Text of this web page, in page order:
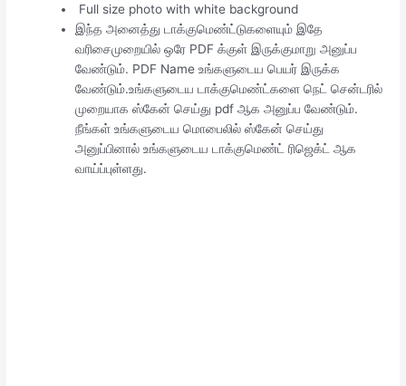
Full size photo with white background
இந்த அனைத்து டாக்குமெண்ட்டுகளையும் இதே
வரிசைமுறையில் ஒரே PDF க்குள் இருக்குமாறு அனுப்ப
வேண்டும். PDF Name உங்களுடைய பெயர் இருக்க
வேண்டும்.உங்களுடைய டாக்குமெண்ட்களை நெட் சென்டரில்
முறையாக ஸ்கேன் செய்து pdf ஆக அனுப்ப வேண்டும்.
நீங்கள் உங்களுடைய மொபைலில் ஸ்கேன் செய்து
அனுப்பினால் உங்களுடைய டாக்குமெண்ட் ரிஜெக்ட் ஆக
வாய்ப்புள்ளது.